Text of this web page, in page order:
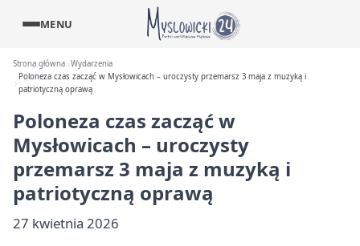
MENU
Strona główna Wydarzenia
Poloneza czas zacząć w Mysłowicach – uroczysty przemarsz 3 maja z muzyką i
patriotyczną oprawą
Poloneza czas zacząć w
Mysłowicach – uroczysty
przemarsz 3 maja z muzyką i
patriotyczną oprawą
27 kwietnia 2026